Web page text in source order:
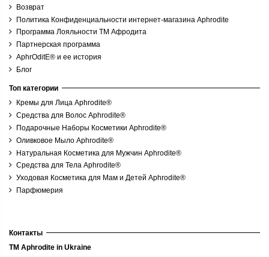
Возврат
Политика Конфиденциальности интернет-магазина Aphrodite
Программа Лояльности ТМ Афродита
Партнерская программа
AphrOditE® и ее история
Блог
Топ категории
Кремы для Лица Aphrodite®
Средства для Волос Aphrodite®
Подарочные Наборы Косметики Aphrodite®
Оливковое Мыло Aphrodite®
Натуральная Косметика для Мужчин Aphrodite®
Средства для Тела Aphrodite®
Уходовая Косметика для Мам и Детей Aphrodite®
Парфюмерия
Контакты
TM Aphrodite in Ukraine